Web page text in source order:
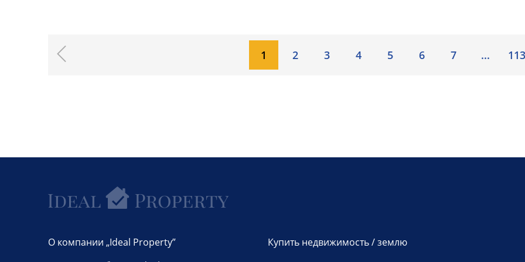
1 2 3 4 5 6 7 ... 113
О компании „Ideal Property”
Купить недвижимость / землю